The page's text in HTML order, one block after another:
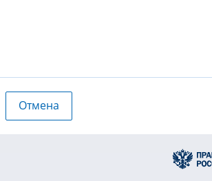
Отмена